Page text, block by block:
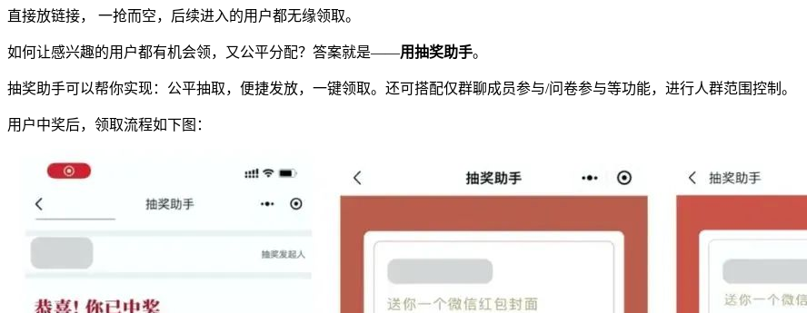
直接放链接， 一抢而空，后续进入的用户都无缘领取。
如何让感兴趣的用户都有机会领，又公平分配？答案就是——用抽奖助手。
抽奖助手可以帮你实现：公平抽取，便捷发放，一键领取。还可搭配仅群聊成员参与/问卷参与等功能，进行人群范围控制。
用户中奖后，领取流程如下图：